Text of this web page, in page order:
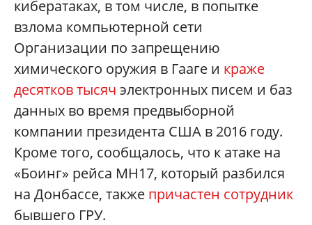
кибератаках, в том числе, в попытке
взлома компьютерной сети
Организации по запрещению
химического оружия в Гааге и краже
десятков тысяч электронных писем и баз
данных во время предвыборной
компании президента США в 2016 году.
Кроме того, сообщалось, что к атаке на
«Боинг» рейса MH17, который разбился
на Донбассе, также причастен сотрудник
бывшего ГРУ.